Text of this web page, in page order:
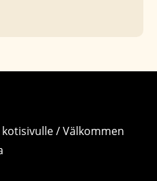
/ Välkommen